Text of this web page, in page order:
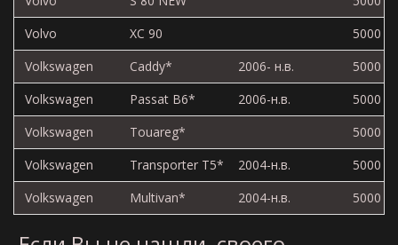
Volvo
XC 90
5000
Volkswagen
Caddy* 2006- н.в.
5000
Volkswagen
Passat B6* 2006-н.в.
5000
Volkswagen
Touareg*
5000
Volkswagen
Transporter T5* 2004-н.в.
5000
Volkswagen
Multivan* 2004-н.в. 5000